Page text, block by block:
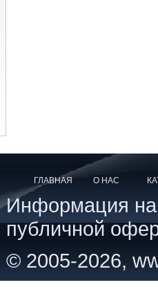
ГЛАВНАЯ О НАС
Информация на
публичной
© 2005-2026,